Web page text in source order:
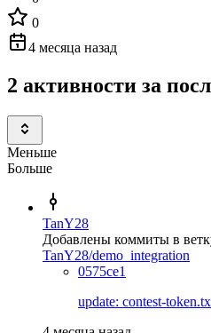
0
4 месяца назад
2 активности за
Меньше
Больше
TanY28
Добавлены коммиты в
TanY28/demo_integration
0575ce1
update: contest-